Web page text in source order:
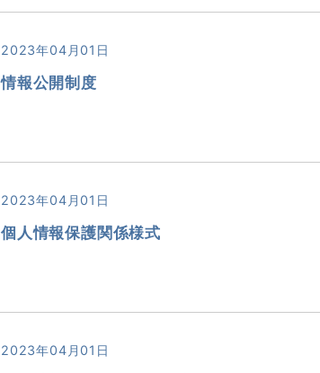
2023年04月01日
情報公開制度
2023年04月01日
個人情報保護関係様式
2023年04月01日